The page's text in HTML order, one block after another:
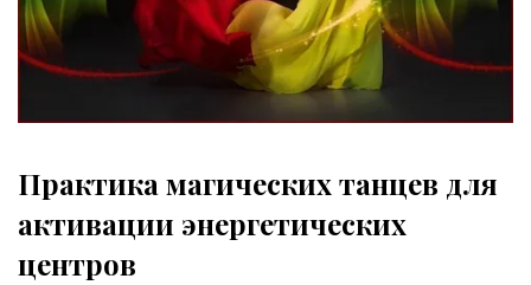
Практика магических танцев для
активации энергетических
центров